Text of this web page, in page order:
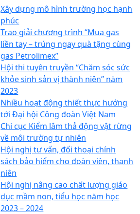
Xây dựng mô hình trường học hạnh
phúc
Trao giải chương trình “Mua gas
liền tay – trúng ngay quà tặng cùng
gas Petrolimex”
Hội thi tuyên truyền “Chăm sóc sức
khỏe sinh sản vị thành niên” năm
2023
Nhiều hoạt động thiết thực hướng
tới Đại hội Công đoàn Việt Nam
Chi cục Kiểm lâm thả động vật rừng
về môi trường tự nhiên
Hội nghị tư vấn, đối thoại chính
sách bảo hiểm cho đoàn viên, thanh
niên
Hội nghị nâng cao chất lượng giáo
dục mầm non, tiểu học năm học
2023 – 2024